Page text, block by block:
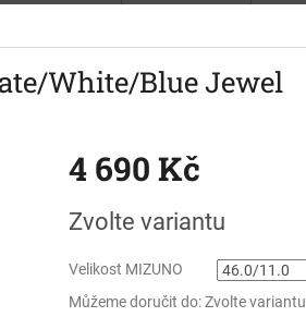
White/Blue Jewel
4 690 Kč
cena:
Zvolte variantu
Velikost MIZUNO
Můžeme doručit do: Zvolte variantu